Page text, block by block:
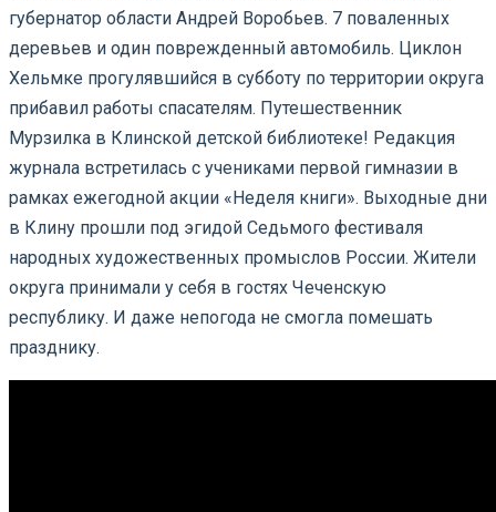
губернатор области Андрей Воробьев. 7 поваленных
деревьев и один поврежденный автомобиль. Циклон
Хельмке прогулявшийся в субботу по территории округа
прибавил работы спасателям. Путешественник
Мурзилка в Клинской детской библиотеке! Редакция
журнала встретилась с учениками первой гимназии в
рамках ежегодной акции «Неделя книги». Выходные дни
в Клину прошли под эгидой Седьмого фестиваля
народных художественных промыслов России. Жители
округа принимали у себя в гостях Чеченскую
республику. И даже непогода не смогла помешать
празднику.